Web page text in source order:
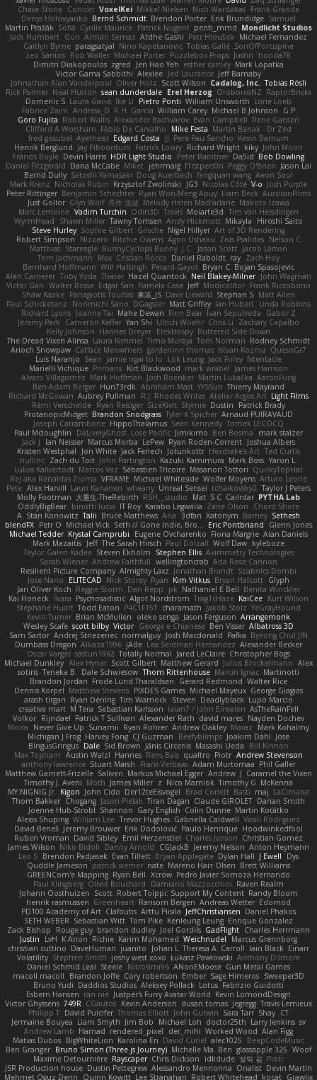
Chase Stone Conicer VoxelKei Mikkel Nielsen Nico Wardakas Frank Grande
Denys Holovyanko Bernd Schmidt Brendon Porter Erik Brundidge Samuel
Martin Pražák Sofia Cyrille Maurice Patrick Nugent penti_mmd Mondlicht Studios
Jack Humbert Gun Arman Sernaz Atdhe Gashi Petr Hloušek
Michael Fernandez
Caitlyn Byrne paragsatyal Nino Kapetanovic Tobias Gallé SonOfPorcupine
Leo Santos Rob Waller Michael Porter Puzzlebox Props Justin
honda78
Dimitri Diakopoulos zgred Jen Hao Yeh esther carney Mark Lopatka
Victor Gama Sabbithi Alexlee Jed Laurance Jeff Barnaby
Johnathan Alan Vanderpool Oliver Hotz Scott Wilson Cadalog, Inc. Tobias Rösli
Rick Palmer Neal Huston sean dunderdale Erel Herzog OroborosNZ RaptorBricks
Domenic S Laura Ganis Ike Li Pietro Ponti William Unsworth Lorie Loeb
Fabrice Zaini Andrew_D R.H. García William Carey Michael B Johnson
G.P
Goro Fujita Robert Wallis Alexander Bachvarov Evan Campbell Rene Gansen
Clifford A Worsham Fábio De Carvalho Mike Festa Martin Banak - Dr Zed
fred gissubel Ayetheist Edgard Costa JJ Pere Pau Sancho Kevin Barnum
Henrik Berglund Jay Piboontum Patrick Lowry Richard Wright kiky John Moon
Francis Boyle Devin Harris HDR Light Studio Peter Baintner Da5id Bob Dowling
Daniel Fitzgerald Dana McCabe Miket jehrmaig f1rstpers0n Peggy O'Brien Jason Lai
Bernd Dully Satoshi Yamasaki Doug Auerbach fengquan wang Aeon Soul
Mark Krenz Nicholas Rubin Krzysztof Zwolinski JG3 Nicolas Côté V-o Josh Purple
Peter Rittinger Benjamin Schechter Ryan Won-Meng Apuy Liam Beck AuroranFilms
Just Gollor Glyn Wolf 亮作 淡波 Melody Helen MacFarlane Makoto Izawa
Marc Lemoine Vadim Turchin Odin3D Travis Moiarte3d Tim van Helsdingen
WyrmHead
Shawn Miller Tawny Tomsen Andy Hickmott Mikayla
Hiroshi Saito
Steve Hurley Sophie Gilbert Grische Nigel Hillyer Art of 3D Rendering
Robert Simpson
Nizzero Ritchie Owens Agon Ushaku Zisis Psalidas Nelson C
Matthias Stareagle BunnyCyclops Bunny J.C. Jason Scott Jacob Larson
Tom Jachmann
Max Cristian Rocco Daniel Raboldt ray Zach Hoy
Bernhard Hoffmann Will Hattingh Perard-Gayot Bryan C Bojan Spasojevic
Alan Camerer Toby Yoda Thater Hazel Quantock Neil Blakey-Milner John Wagman
Victor Gan Walter Bosse Edgar San Pamela Case Jeff Modicolitor Frank Riccobono
Shaw Kaake Panagiotis Tourlas 果冻_JS Dave Liewald Stephan S Matt Allen
Paul Schicketanz
Norimichi Sano DGagster Matt Griffey Ian Hubert Linda Robbins
Richard Lyons Joanne Tai Mahe Dewan Finn Bear Ivan Sepulveda
Gabor Z
Jeremy Park
Cameron Keffer Yan Shi Ulrich Woehr Chris Li
Zachary Capalbo
Kelly Johnson Hannes Dreyer Elektrospy Buttered Side Down
The Dread Vixen Alinsa Laura Kimmel Timo Muraja Tom Norman Rodney Schmidt
Arioch Snowpaw Catface Meowmers gardeninn thomas Istvan Kozma QuesoGr7
Luis Naranjo Sean jamie ngai to lo Lök Leung Jack Foley fxtentacle
Marielli Vichique Primaris Kirt Blackwood mark wrabel James Harrison
Alvaro Villagomez Mark Hoffman Josh Roenker Martin Lukačka AaronFung
Ben-Adam Berger Hun73rdk Abraham Mast YYSSun Thierry Mayrand
Richard McGowan Aubrey Pullman R.J. Rhodes Writes Atelier Argos Art Light Films
Rémi Verschelde Ryan Reisiger SizeKivit Stymie Dustin
Patrick Brady
ProtanopicMidget Brandon Snodgrass Tyler K Spicher Arnaud PUIRAVAUD
Joseph Catrambone HippoThalamus Sean Kennedy Tomek LECOCQ
Paul Mcloughlin
DaLivelyGhost Lose Pacific Jimikimo Ben Bosma
mark stalzer
Jack J
Ian Neisser Marcus Morba LePew Ryan Roden-Corrent Joshua Albers
Kristen Westphal
Jon White Jack Fenech Jotunkottr Hexdrake's Art Ted Curtis
nullinc Zach du Toit John Partington Kazuki Kamimura Mark Boss Yaron L.
Lukas Kalbertodt Marcos Vaz Sébastien Tricoire Masanori Tottori QuirkyTopHat
ReJ aka Renaldas Zioma VFRAME Michael Whiteside Wolfer Moyens Arturo Leone
Pete Alex Harvill Lauri Kananen wheany Unreal Sensei tchaikovsky2 Taylor J Peters
Molly Footman 大重生-TheRebirth RSH__studio Mat S C Cailrdar PYTHA Lab
OddlyBigBear binotti lucia IT Roy Karabo Legwaila Zane Olson
Chord Shore
A. Stan Konowitz Talii Bruce Matthews Aria 3dfan Xatonym Barney Sethesh
blendFX Petr O Michael Vick Seth // Gone Indie, Bro... Eric Pontbriand
Glenn Jones
Michael Tedder Krystal Camprubi Eugene Ovcharenko Fiona Margrie Alan Daniels
Mark Mazaitis Jeff The Sarah Hirsch Paul Dolzall Wolf Daw kyleboze
Taylor Galen Kadee Steven Ekholm Stephen Ellis Aximmetry Technologies
Sarah Wiener Andrew Faithfull wellingtoncrab Ada Rose Cannon
Resilient Picture Company Almighty Laxz Jonathan Brandt Szabolcs Dombi
Jose Nario
ELITECAD Nick Storey Ryan Kim Vitkus Bryan Halcott Glyph
Jan Oliver Koch Reggie Storm Dan Repp pk Nathaniel E Bell Benita Winckler
Kai Honeck
Íkara Psychosadistic Algot Nordström Trag1cHaze KaiCee Kurt Wilson
Stéphane Huart Todd Eaton P4C1F15T charamath Jakob Stolz YeGrayHound
Kevin Turner Brian McMullen oleko senga Jason Ferguson Arrangemonk
Wesley Scafe scott bilby Victor George e Chianese Ben Visser Albatross 3D
Sam Sartor Andrej Striezenec normalguy Josh Macdonald Pafka Byeong Chul JIN
Dumbass Dragon Alkaza1996 jAde Lea Seidman Hernandez Alexander Becker
Oscar Vargas sastun1962 Totally Normal Jared LeClaire Christopher Bogs
Michael Dunkley Alex Hyner Scott Gilbert Matthew Gerard Julius Brockelmann Alex
sotiris Teneka B. Dale Schwiesow Thom Rittenhouse Marcin Ignac Martinotti
Brandon Jordan Frode Lund Tharaldsen Gerard Redmond Walter Rice
Dennis Korpel Matthew Stevens PIXDES Games Michael Mayeux George Giagias
arash tirgari Ryan Dening Tim Warnock Steven Deadlyblack Lupo Marcio
creative mart M Tera Sebastian Karlsson Iaian7 / John Einselen AsTheRainFell
Volkor Rijndael Patrick T Sullivan Alexander Rath david mares Nayden Dochev
Moira
Never Give Up Sunamii Ryan Rohrer Andrew Oakley Maraz
Mark Kohalmy
Michigan J Frog Harvey Fong CJ Guzman Beefyblimps Joakim Dahl Jose
BingusGringus Dale Sid Brown Jānis Circenis Masashi Ueda
Bill Kinnon
Max Topham Austin Walzl Hannes Rens Bais qualtro Piotr Andrew Stevenson
anthony lawrence Stuart Marsh Frans Verbaas Adam Murtomaa Phil Galler
Matthew Garnett-Frizelle Saliven Markus Michael Egger Andrew J Caramel the Vixen
Timothy J. Aveni Moth James Miller z Nico Marniok Timothy G. McKenna
MY.NIGNIG Jr.
Kigon John Cido Der12teEisvogel Brad Corlett Basti maj LaCimaise
Thom Bakker Chogang Jason Pielak Tiran Dagan Claude GIROLET Darian Smith
Joenne Hub-Strobl Shannon Gary English Colin Dunne Martin Koťátko
Alexis Shuping William Lee Trevor Hughes Gabriella Caldwell Vasili Rodriguez
David Beneš Jeremy Brouwer Erik Dodolović Paulo Henrique Hoodwinkedfool
Ruben Vroman David Sibley Emil Herzenstiel Charles Janson Christian Gomez
James Wilson Niko Bidoli Danny Arnold CGJackB Jeremy Nelson Anton Heymann
Leo S Brendon Padjasek Evan Tillett Bryan Applegate Dylan Hall J Ewell
Dys
Quddle Jameson patrick siemer nate Mareno Harr Olsen Brett Williams
GREENCom'e Mapping Ryan Bell Xcrow Pedro Javier Somoza Hernando
Paul Klingberg Olivié Bouchard Damiano Mazzocchini Raven Realm
Johann Oosthuizen Scott Robert Tolppi: Support My Content Randy Bloom
henrik rasmussen Greenheart Ransom Bergen Andreas Wetter Edomod
PD100 Academy of Art Clafoutis Arttu Piisila JeffChristiansen Daniel Phakos
SETH WEBER Sebastian Witt Tom Pike Kenleung Leung Enrique Gonzalez
Zack Bishop
Rouge guy brandon dudley Joel Gordils GadFlight Charles Herrmann
Justin
LvH K Anon Richie Karim Mohamed Weichnudel
Marcus Grennborg
christian cuttino DaveHuman juanito Johan L Theresa A. Carroll Iain Black Einarr
Volatility Stephen Smith joshy west xoxo Łukasz Pawłowski Anthony Dilmore
Daniel Schmid Leal Steele Nitrosimi96 ANonEMoose Gun Metal Games
macoll macoll
Brandon Joffe Cory robertson Ember Sage Himeros Sweeper3D
Bruno Yudi Daddios Studios Aleksey Pollack Lotus Fabrizio Guidotti
Esbern Hansen ran nie Justper's Furry Avatar World Kevin LomondDesign
Victor Ghyssens 749R CGautos Kevin Anderson dusan tomas Jegregg Travis Lemieux
Philipp T David Pulcifer Thomas Elliott John Gutwin Sara Tarr Shay CT
Jermaine Bouyea Liam Smyth Jim Bob Michael Loh doctor25th Larry Jenkins sv
Andrew Lamb Hamad rendered_pixel der_mihi Worked Wood Alan Figg
Matias Dubos BigWhiteLion Karolina En David Curiel alec1025
BeepCodeMusic
Ben Granger Bruno Simon (Three.js Journey) Michelle Ma Ben glassapple 325 Woof
Maxime Detournière Rayscaper Chris Dickson idkdude 성익 김 Piotr
JSR Production house Dustin Pettegrew Alessandro Mennonna Onalist Devin Martin
Mehmet Oguz Derin
Quinn Kowitt Lee Stranahan Robert Whitehead kocat Grawlix